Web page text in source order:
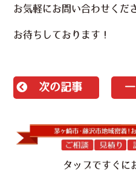
お気軽にお問い合わせくだ
お待ちしております！
次の記事
タップですぐに